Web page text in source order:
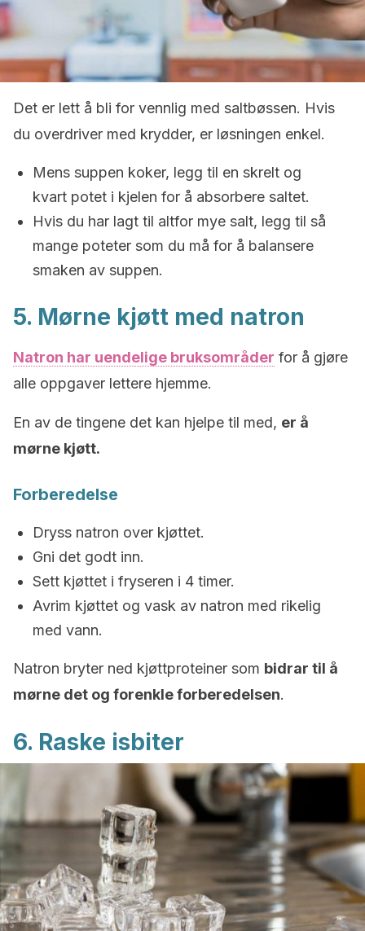
Det er lett å bli for vennlig med saltbøssen. Hvis
du overdriver med krydder, er løsningen enkel.
Mens suppen koker, legg til en skrelt og
kvart potet i kjelen for å absorbere saltet.
Hvis du har lagt til altfor mye salt, legg til så
mange poteter som du må for å balansere
smaken av suppen.
5. Mørne kjøtt med natron
Natron har uendelige bruksområder for å gjøre
alle oppgaver lettere hjemme.
En av de tingene det kan hjelpe til med, er å
mørne kjøtt.
Forberedelse
Dryss natron over kjøttet.
Gni det godt inn.
Sett kjøttet i fryseren i 4 timer.
Avrim kjøttet og vask av natron med rikelig
med vann.
Natron bryter ned kjøttproteiner som bidrar til å
mørne det og forenkle forberedelsen.
6. Raske isbiter